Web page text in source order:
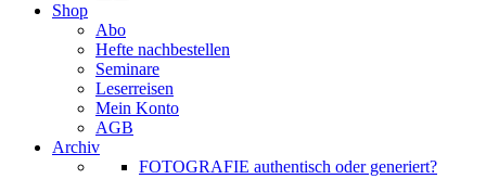
Shop
Abo
Hefte nachbestellen
Seminare
Leserreisen
Mein Konto
AGB
Archiv
FOTOGRAFIE authentisch oder generiert?